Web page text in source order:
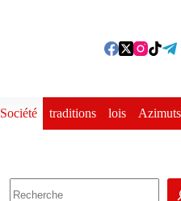
Société traditions lois Azimuts